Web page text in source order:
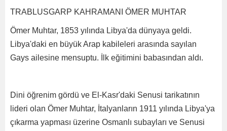
TRABLUSGARP KAHRAMANI ÖMER MUHTAR
Ömer Muhtar, 1853 yılında Libya'da dünyaya geldi.
Libya'daki en büyük Arap kabileleri arasında sayılan
Gays ailesine mensuptu. İlk eğitimini babasından aldı.
Dini öğrenim gördü ve El-Kasr'daki Senusi tarikatının
lideri olan Ömer Muhtar, İtalyanların 1911 yılında Libya'ya
çıkarma yapması üzerine Osmanlı subayları ve Senusi